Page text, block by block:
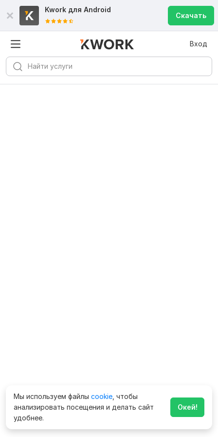
Kwork для Android
Скачать
Вход
Мы используем файлы cookie , чтобы
анализировать посещения и делать сайт
удобнее.
Окей!